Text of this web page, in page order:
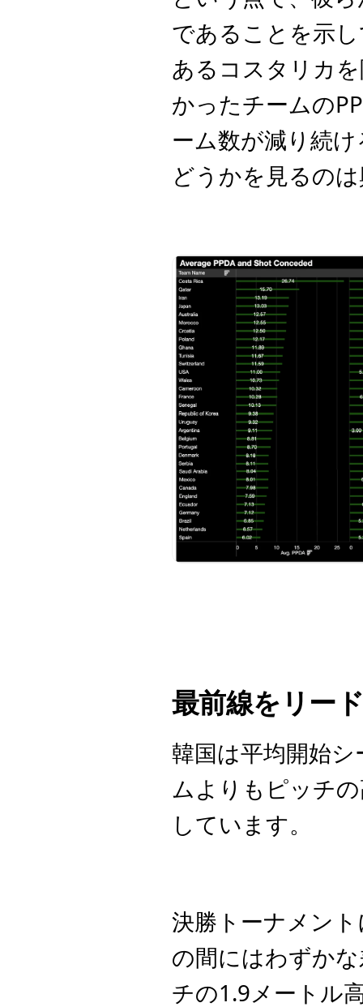
であることを示
あるコスタリカ
かったチームの
ーム数が減り続
どうかを見るの
最前線をリー
韓国は平均開始
ムよりもピッチ
しています。
決勝トーナメン
の間にはわずか
チの1.9メートル